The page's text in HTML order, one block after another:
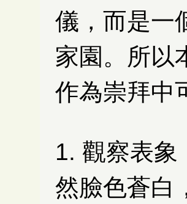
儀，而是一
家園。所以
作為崇拜中
1. 觀察表象
然臉色蒼白